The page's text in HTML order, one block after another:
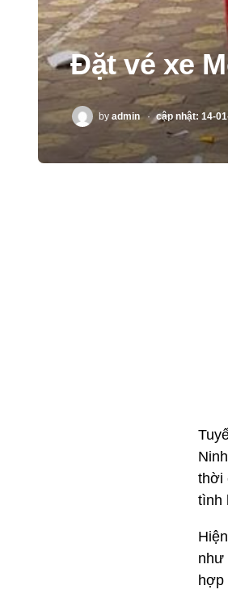
Đặt vé xe
POSTED
by admin cập nhật: 14-
thời
tình
hợp